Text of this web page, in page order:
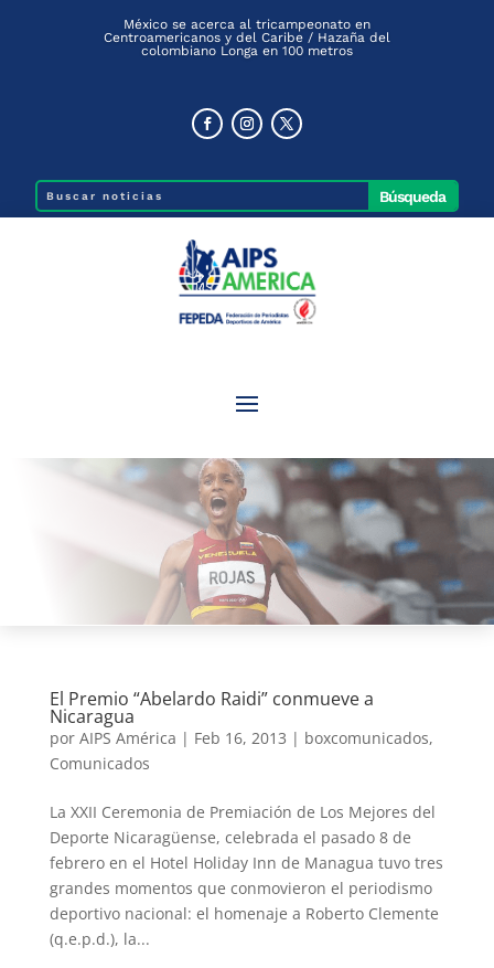
México se acerca al tricampeonato en
Centroamericanos y del Caribe / Hazaña del
colombiano Longa en 100 metros
El Premio “Abelardo Raidi” conmueve a
Nicaragua
por AIPS América | Feb 16, 2013 | boxcomunicados,
Comunicados
La XXII Ceremonia de Premiación de Los Mejores del
Deporte Nicaragüense, celebrada el pasado 8 de
febrero en el Hotel Holiday Inn de Managua tuvo tres
grandes momentos que conmovieron el periodismo
deportivo nacional: el homenaje a Roberto Clemente
(q.e.p.d.), la...